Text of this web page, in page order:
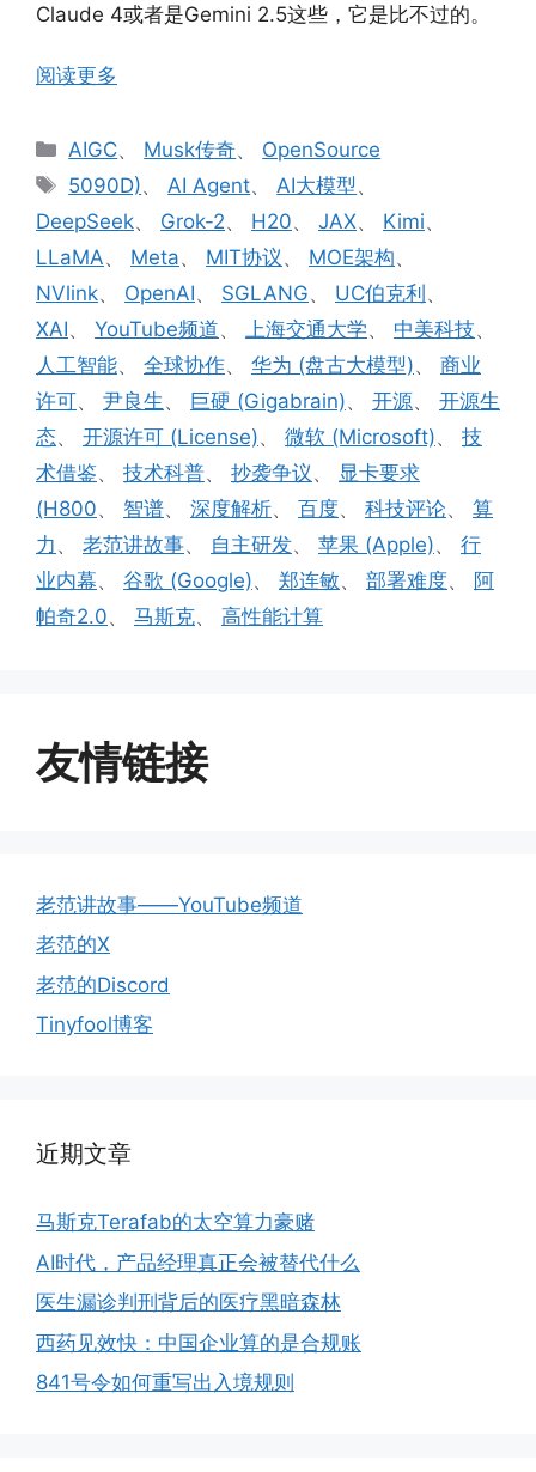
Claude 4或者是Gemini 2.5这些，它是比不过的。
阅读更多
分
类
AIGC、 Musk传奇、 OpenSource
标
签
5090D)、 AI Agent、 AI大模型、
DeepSeek、 Grok-2、 H20、 JAX、 Kimi、
LLaMA、 Meta、 MIT协议 、 MOE架构、
NVlink、 OpenAI、 SGLANG、 UC伯克利、
XAI、 YouTube频道、 上海交通大学、 中美科技、
人工智能、 全球协作、 华为 (盘古大模型)、 商业
许可、 尹良生 、 巨硬 (Gigabrain)、 开源、 开源生
态、 开源许可 (License)、 微软 (Microsoft)、 技
术借鉴、 技术科普、 抄袭争议 、 显卡要求
(H800、 智谱、 深度解析、 百度、 科技评论、 算
力 、 老范讲故事、 自主研发、 苹果 (Apple)、 行
业内幕、 谷歌 (Google)、 郑连敏、 部署难度、 阿
帕奇2.0、 马斯克、 高性能计算
友情链接
老范讲故事——YouTube频道
老范的X
老范的Discord
Tinyfool博客
近期文章
马斯克Terafab的太空算力豪赌
AI时代，产品经理真正会被替代什么
医生漏诊判刑背后的医疗黑暗森林
西药见效快：中国企业算的是合规账
841号令如何重写出入境规则